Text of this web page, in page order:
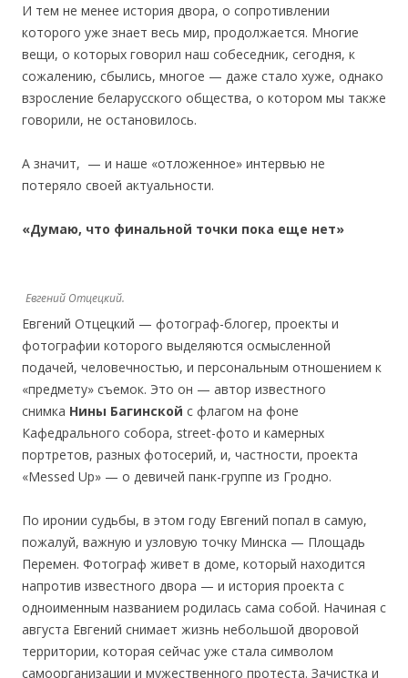
И тем не менее история двора, о сопротивлении
которого уже знает весь мир, продолжается. Многие
вещи, о которых говорил наш собеседник, сегодня, к
сожалению, сбылись, многое — даже стало хуже, однако
взросление беларусского общества, о котором мы также
говорили, не остановилось.
А значит, — и наше «отложенное» интервью не
потеряло своей актуальности.
«Думаю, что финальной точки пока еще нет»
Евгений Отцецкий.
Евгений Отцецкий — фотограф-блогер, проекты и
фотографии которого выделяются осмысленной
подачей, человечностью, и персональным отношением к
«предмету» съемок. Это он — автор известного
снимка Нины Багинской с флагом на фоне
Кафедрального собора, street-фото и камерных
портретов, разных фотосерий, и, частности, проекта
«Messed Up» — о девичей панк-группе из Гродно.
По иронии судьбы, в этом году Евгений попал в самую,
пожалуй, важную и узловую точку Минска — Площадь
Перемен. Фотограф живет в доме, который находится
напротив известного двора — и история проекта с
одноименным названием родилась сама собой. Начиная с
августа Евгений снимает жизнь небольшой дворовой
территории, которая сейчас уже стала символом
самоорганизации и мужественного протеста. Зачистка и